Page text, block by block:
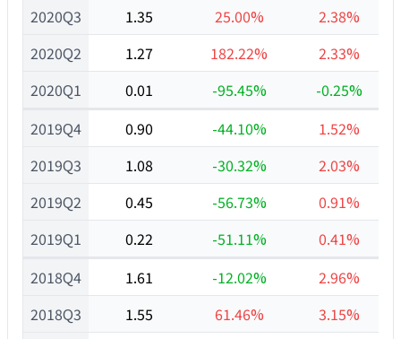
2020Q3
2020Q2
2020Q1
2019Q4
2019Q3
2019Q2
2019Q1
2018Q4
2018Q3
1.35
25.00%
2.38%
1.27
182.22%
2.33%
0.01
-95.45%
-0.25%
0.90
-44.10%
1.52%
1.08
-30.32%
2.03%
0.45
-56.73%
0.91%
0.22
-51.11%
0.41%
1.61
-12.02%
2.96%
1.55
61.46%
3.15%